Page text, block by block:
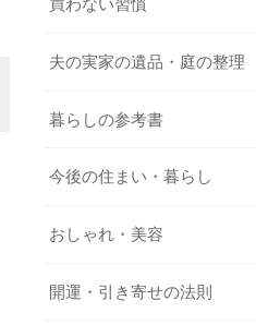
買わない習慣
夫の実家の遺品・庭の整理
暮らしの参考書
今後の住まい・暮らし
おしゃれ・美容
開運・引き寄せの法則